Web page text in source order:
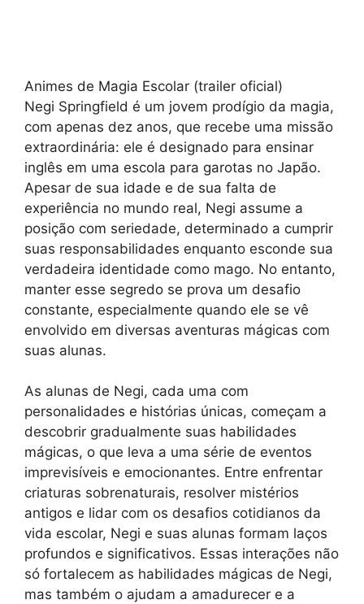
Animes de Magia Escolar (trailer oficial)
Negi Springfield é um jovem prodígio da magia,
com apenas dez anos, que recebe uma missão
extraordinária: ele é designado para ensinar
inglês em uma escola para garotas no Japão.
Apesar de sua idade e de sua falta de
experiência no mundo real, Negi assume a
posição com seriedade, determinado a cumprir
suas responsabilidades enquanto esconde sua
verdadeira identidade como mago. No entanto,
manter esse segredo se prova um desafio
constante, especialmente quando ele se vê
envolvido em diversas aventuras mágicas com
suas alunas.
As alunas de Negi, cada uma com
personalidades e histórias únicas, começam a
descobrir gradualmente suas habilidades
mágicas, o que leva a uma série de eventos
imprevisíveis e emocionantes. Entre enfrentar
criaturas sobrenaturais, resolver mistérios
antigos e lidar com os desafios cotidianos da
vida escolar, Negi e suas alunas formam laços
profundos e significativos. Essas interações não
só fortalecem as habilidades mágicas de Negi,
mas também o ajudam a amadurecer e a